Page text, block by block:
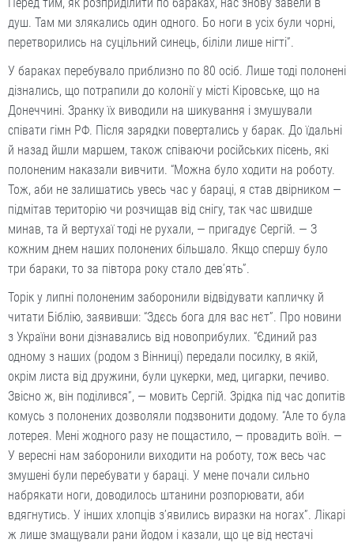
душ. Там ми злякались один одного. Бо ноги в усіх були чорні,
перетворились на суцільний синець, біліли лише нігті”.
У бараках перебувало приблизно по 80 осіб. Лише тоді полонені
дізнались, що потрапили до колонії у місті Кіровське, що на
Донеччині. Зранку їх виводили на шикування і змушували
співати гімн РФ. Після зарядки повертались у барак. До їдальні
й назад йшли маршем, також співаючи російських пісень, які
полоненим наказали вивчити. “Можна було ходити на роботу.
Тож, аби не залишатись увесь час у бараці, я став двірником —
підмітав територію чи розчищав від снігу, так час швидше
минав, та й вертухаї тоді не рухали, — пригадує Сергій. — З
кожним днем наших полонених більшало. Якщо спершу було
три бараки, то за півтора року стало дев’ять”.
Торік у липні полоненим заборонили відвідувати капличку й
читати Біблію, заявивши: “Здєсь бога для вас нєт”. Про новини
з України вони дізнавались від новоприбулих. “Єдиний раз
одному з наших (родом з Вінниці) передали посилку, в якій,
окрім листа від дружини, були цукерки, мед, цигарки, печиво.
Звісно ж, він поділився”, — мовить Сергій. Зрідка під час допитів
комусь з полонених дозволяли подзвонити додому. “Але то була
лотерея. Мені жодного разу не пощастило, — провадить воїн. —
У вересні нам заборонили виходити на роботу, тож весь час
змушені були перебувати у бараці. У мене почали сильно
набрякати ноги, доводилось штанини розпорювати, аби
вдягнутись. У інших хлопців з’явились виразки на ногах”. Лікарі
ж лише змащували рани йодом і казали, що це від нестачі